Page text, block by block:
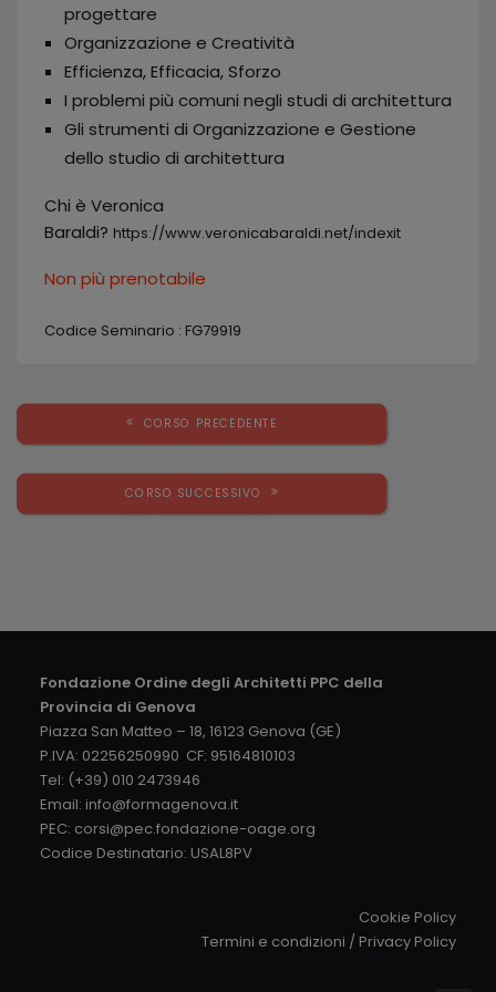
progettare
Organizzazione e Creatività
Efficienza, Efficacia, Sforzo
I problemi più comuni negli studi di architettura
Gli strumenti di Organizzazione e Gestione
dello studio di architettura
Chi è Veronica
Baraldi? https://www.veronicabaraldi.net/indexit
Non più prenotabile
Codice Seminario : FG79919
CORSO PRECEDENTE
CORSO SUCCESSIVO
Fondazione Ordine degli Architetti PPC della
Provincia di Genova
Piazza San Matteo – 18, 16123 Genova (GE)
P.IVA: 02256250990 CF: 95164810103
Tel: (+39) 010 2473946
Email: info@formagenova.it
PEC: corsi@pec.fondazione-oage.org
Codice Destinatario: USAL8PV
Cookie Policy
Termini e condizioni / Privacy Policy